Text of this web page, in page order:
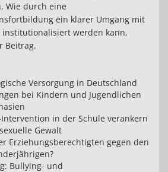
Wie durch eine
ein klarer Umgang mit
institutionalisiert werden kann,
Beitrag.
Versorgung in Deutschland
bei Kindern und Jugendlichen
in der Schule verankern
Gewalt
Erziehungsberechtigten gegen den
Bullying- und